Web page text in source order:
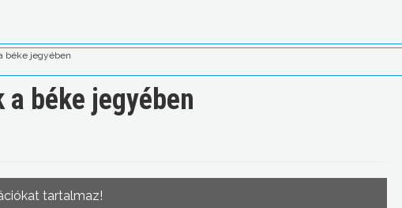
béke jegyében
béke jegyében
tartalmaz!